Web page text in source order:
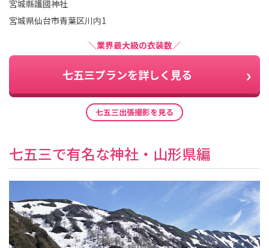
宮城縣護國神社
宮城県仙台市青葉区川内1
＼業界最大級の衣装数／
七五三プランを詳しく見る
七五三出張撮影を見る
七五三で有名な神社・山形県編